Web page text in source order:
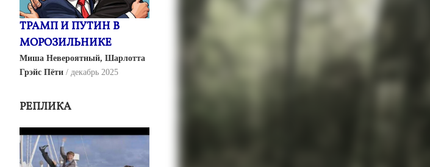
ТРАМП И ПУТИН В
МОРОЗИЛЬНИКЕ
Миша Невероятный, Шарлотта
Грэйс Пёти
декабрь 2025
РЕПЛИКА